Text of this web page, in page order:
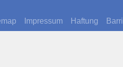
Impressum Haftung